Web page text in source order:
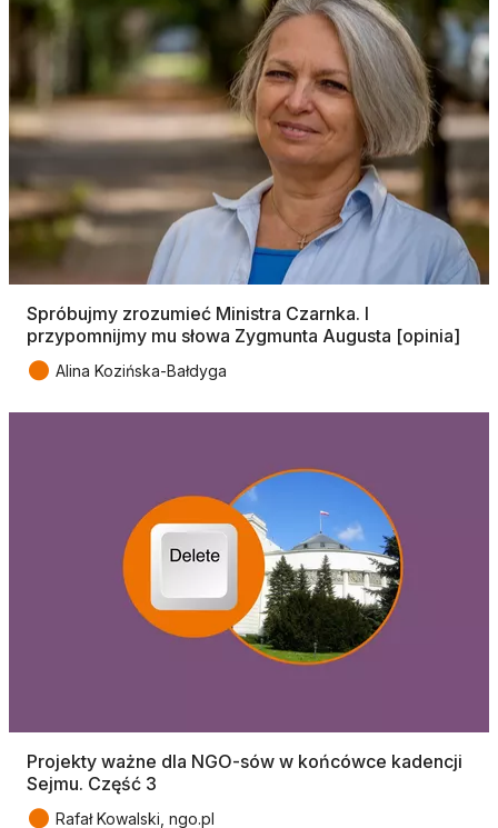
Spróbujmy zrozumieć Ministra Czarnka. I
przypomnijmy mu słowa Zygmunta Augusta [opinia]
● Alina Kozińska-Bałdyga
Projekty ważne dla NGO-sów w końcówce kadencji
Sejmu. Część 3
● Rafał Kowalski, ngo.pl